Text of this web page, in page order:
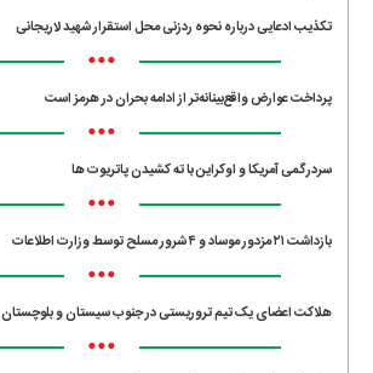
تکذیب ادعایی درباره نحوه ردزنی محل استقرار شهید لاریجانی
•••
پرداخت عوارض واقع‌بینانه‌تر از ادامه بحران در هرمز است
•••
سردرگمی آمریکا و اوکراین با ته کشیدن پاتریوت ها
•••
بازداشت ۲۱ مزدور موساد و ۴ شرور مسلح توسط وزارت اطلاعات
•••
هلاکت اعضای یک تیم تروریستی در جنوب سیستان و بلوچستان
•••